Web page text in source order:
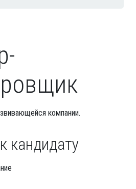
компании.
кандидату